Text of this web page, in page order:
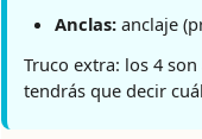
Anclas:anclaje
Truco extra: los 4
tendrás que decir